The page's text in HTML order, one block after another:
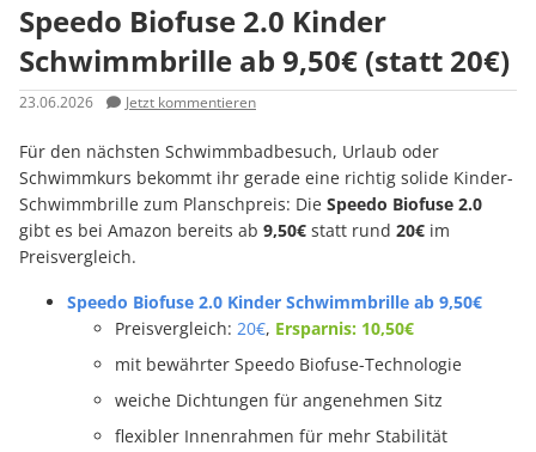
Speedo Biofuse 2.0 Kinder
Schwimmbrille ab 9,50€ (statt 20€)
23.06.2026 Jetzt kommentieren
Für den nächsten Schwimmbadbesuch, Urlaub oder
Schwimmkurs bekommt ihr gerade eine richtig solide Kinder-
Schwimmbrille zum Planschpreis: Die Speedo Biofuse 2.0
gibt es bei Amazon bereits ab 9,50€ statt rund 20€ im
Preisvergleich.
Speedo Biofuse 2.0 Kinder Schwimmbrille ab 9,50€
Preisvergleich: 20€, Ersparnis: 10,50€
mit bewährter Speedo Biofuse-Technologie
weiche Dichtungen für angenehmen Sitz
flexibler Innenrahmen für mehr Stabilität